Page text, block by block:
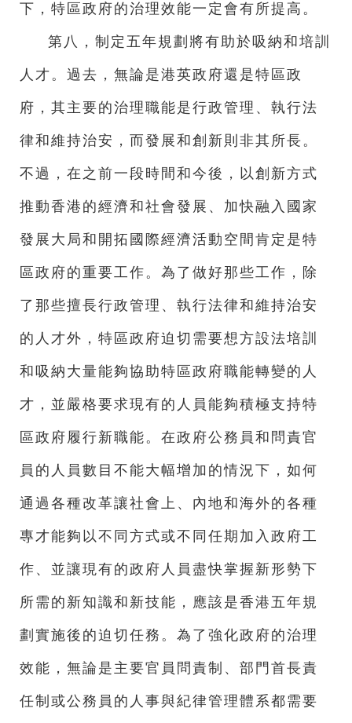
下，特區政府的治理效能一定會有所提高。
第八，制定五年規劃將有助於吸納和培訓
人才。過去，無論是港英政府還是特區政
府，其主要的治理職能是行政管理、執行法
律和維持治安，而發展和創新則非其所長。
不過，在之前一段時間和今後，以創新方式
推動香港的經濟和社會發展、加快融入國家
發展大局和開拓國際經濟活動空間肯定是特
區政府的重要工作。為了做好那些工作，除
了那些擅長行政管理、執行法律和維持治安
的人才外，特區政府迫切需要想方設法培訓
和吸納大量能夠協助特區政府職能轉變的人
才，並嚴格要求現有的人員能夠積極支持特
區政府履行新職能。在政府公務員和問責官
員的人員數目不能大幅增加的情況下，如何
通過各種改革讓社會上、內地和海外的各種
專才能夠以不同方式或不同任期加入政府工
作、並讓現有的政府人員盡快掌握新形勢下
所需的新知識和新技能，應該是香港五年規
劃實施後的迫切任務。為了強化政府的治理
效能，無論是主要官員問責制、部門首長責
任制或公務員的人事與紀律管理體系都需要